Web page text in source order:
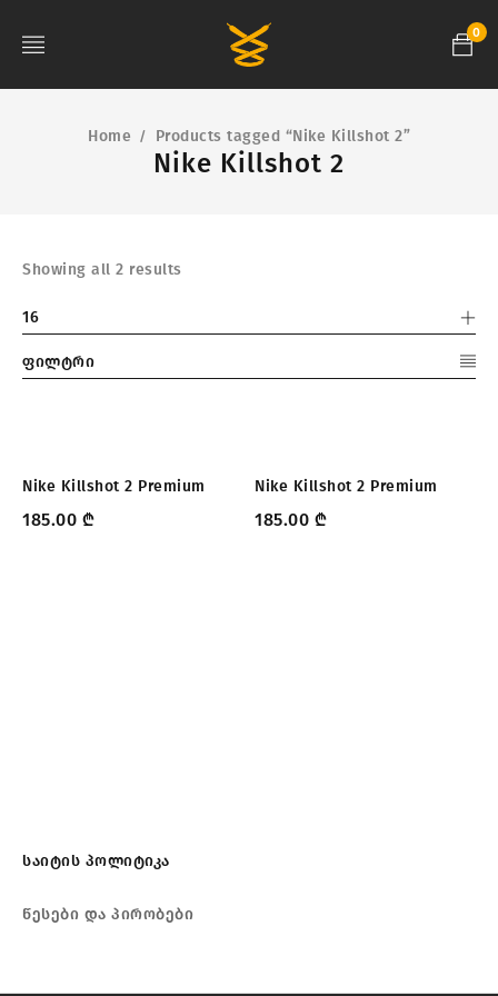
0
Home / Products tagged “Nike Killshot 2”
Nike Killshot 2
ფილტრი
Showing all 2 results
16
Nike Killshot 2 Premium
185.00 ₾
Nike Killshot 2 Premium
185.00 ₾
საიტის პოლიტიკა
წესები და პირობები